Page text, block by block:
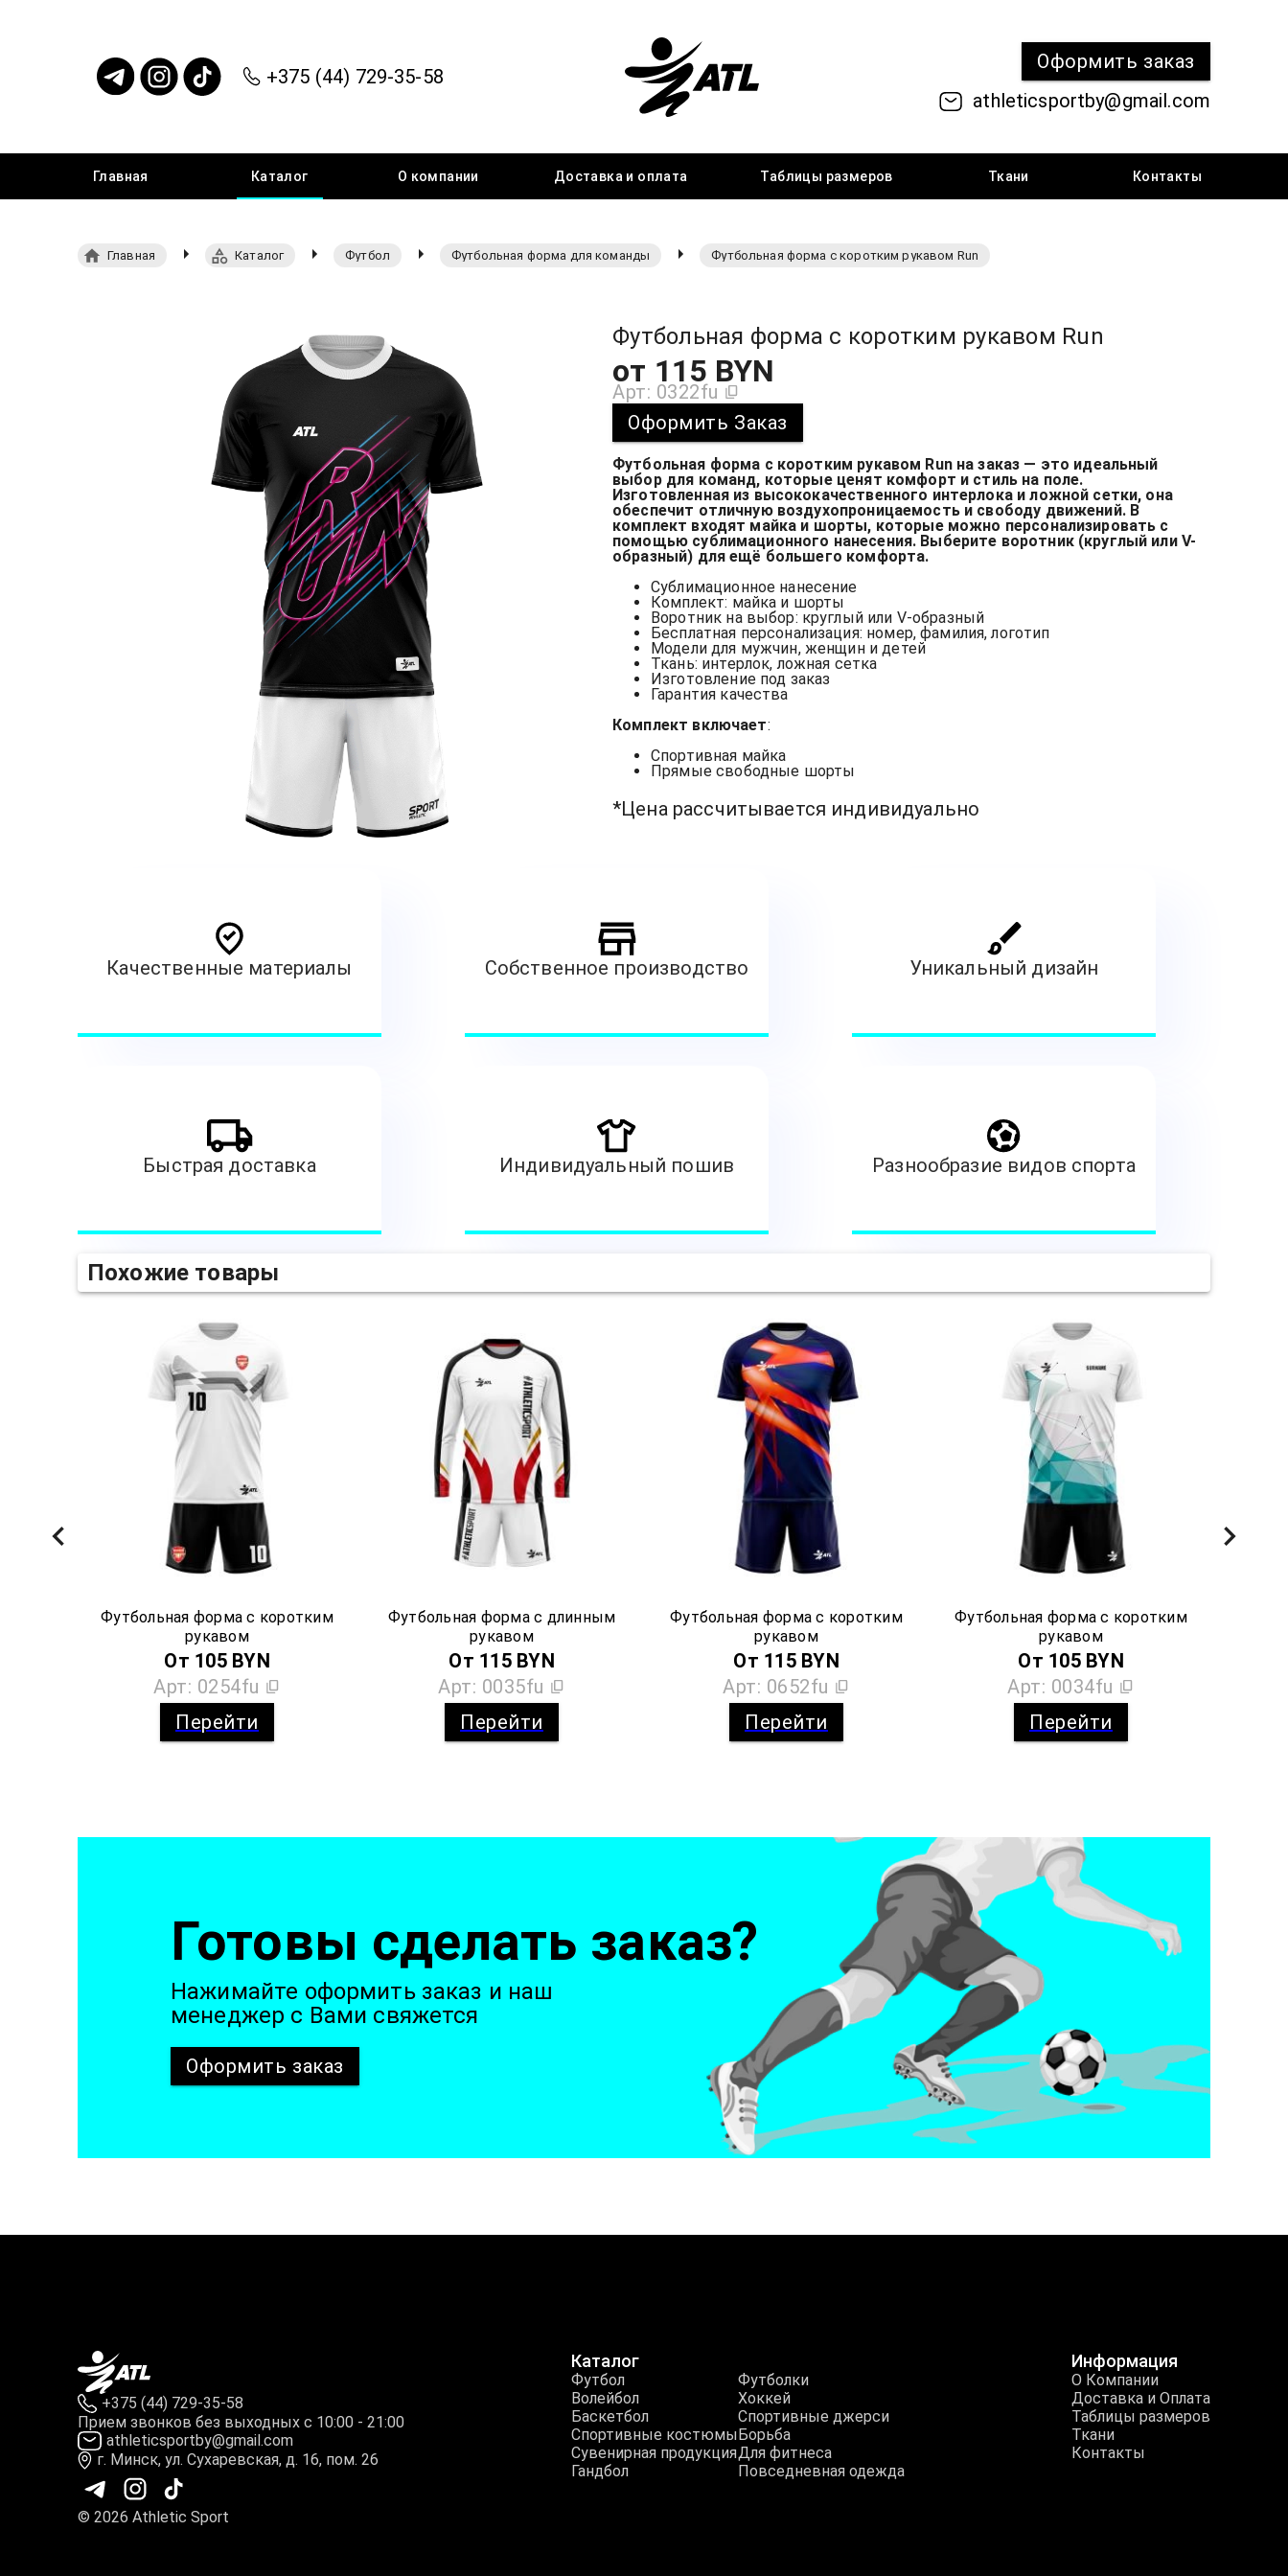
+375 (44) 729-35-58
Оформить заказ
athleticsportby@gmail.com
Главная Каталог О компании Доставка и оплата Таблицы размеров Ткани Контакты
Главная Каталог Футбол Футбольная форма для команды Футбольная форма с коротким рукавом Run
Футбольная форма с коротким рукавом Run
от 115 BYN
Арт: 0322fu
Оформить Заказ
Футбольная форма с коротким рукавом Run на заказ — это идеальный
выбор для команд, которые ценят комфорт и стиль на поле.
Изготовленная из высококачественного интерлока и ложной сетки, она
обеспечит отличную воздухопроницаемость и свободу движений. В
комплект входят майка и шорты, которые можно персонализировать с
помощью сублимационного нанесения. Выберите воротник (круглый или V-
образный) для ещё большего комфорта.
Сублимационное нанесение
Комплект: майка и шорты
Воротник на выбор: круглый или V-образный
Бесплатная персонализация: номер, фамилия, логотип
Модели для мужчин, женщин и детей
Ткань: интерлок, ложная сетка
Изготовление под заказ
Гарантия качества
Комплект включает:
Спортивная майка
Прямые свободные шорты
*Цена рассчитывается индивидуально
Качественные материалы Собственное производство Уникальный дизайн
Быстрая доставка Индивидуальный пошив Разнообразие видов спорта
Похожие товары
Футбольная форма с коротким
рукавом
От 105BYN
Арт: 0254fu
Перейти
Футбольная форма с длинным
рукавом
От 115BYN
Арт: 0035fu
Перейти
Футбольная форма с коротким
рукавом
От 115BYN
Арт: 0652fu
Перейти
Футбольная форма с коротким
рукавом
От 105BYN
Арт: 0034fu
Перейти
Готовы сделать заказ?
Нажимайте оформить заказ и наш
менеджер с Вами свяжется
Оформить заказ
+375 (44) 729-35-58
Прием звонков без выходных с 10:00 - 21:00
athleticsportby@gmail.com
г. Минск, ул. Сухаревская, д. 16, пом. 26
© 2026 Athletic Sport
Каталог
Футбол
Волейбол
Баскетбол
Спортивные костюмы
Сувенирная продукция
Гандбол
Футболки
Хоккей
Спортивные джерси
Борьба
Для фитнеса
Повседневная одежда
Информация
О Компании
Доставка и Оплата
Таблицы размеров
Ткани
Контакты